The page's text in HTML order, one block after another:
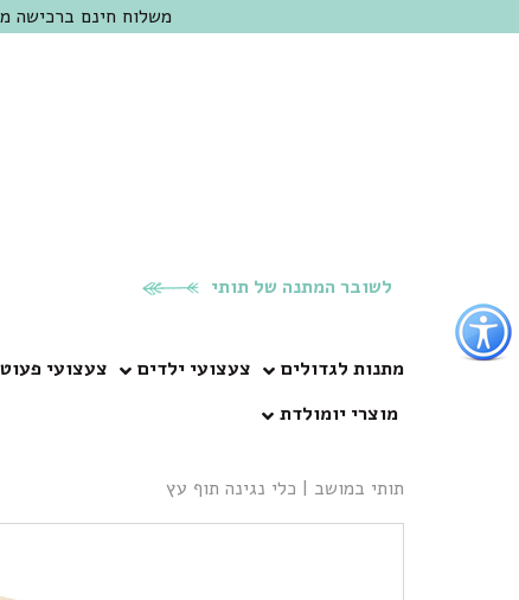
כפתור
לפתיחת
תפריט
נגישות
משלוח חינם ברכישה מעל 300 ש"ח | אופציה למשלוח מהיום להיום באזור המרכז | מוזמנים לבקר
לשובר המתנה של תותי
מתנות לגדולים צעצועי ילדים צעצועי
מוצרי יומולדת
תותי במושב | כלי נגינה תוף עץ